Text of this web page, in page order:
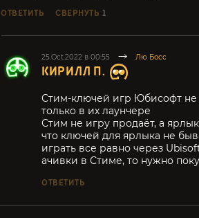
ОТВЕТИТЬ СВЕРНУТЬ 1
25.Oct.2022 в 00:55 Лю Босс
КИРИЛЛ П.
Стим-ключей игр Юбисофт не
только в их лаунчере
Стим не игру продаёт, а
что ключей для ярлыка не
играть все равно через
ачивки в Стиме, то нужно
ОТВЕТИТЬ